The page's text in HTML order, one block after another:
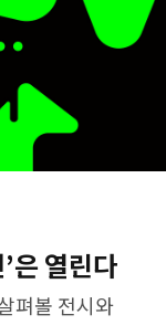
은 열린다
펴볼 전시와